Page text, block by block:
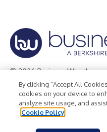
© 2026 Business Wire, Inc.
Privacy Policy Cookie Policy
Terms of Use
Legal
By clicking “Accept All
cookies on your device to
analyze site usage, and
Cookie Policy